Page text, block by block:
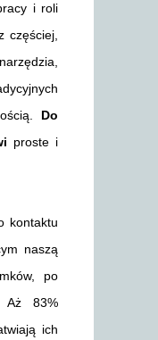
i roli
częściej,
Do
proste i
kontaktu
naszą
po
Aż 83%
ich